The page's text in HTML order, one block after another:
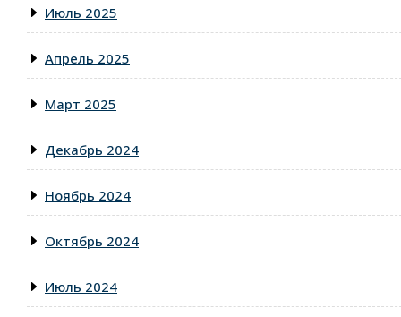
Июль 2025
Апрель 2025
Март 2025
Декабрь 2024
Ноябрь 2024
Октябрь 2024
Июль 2024